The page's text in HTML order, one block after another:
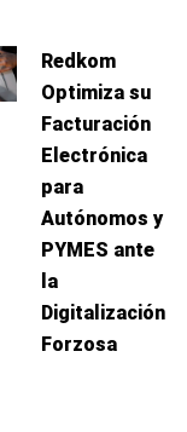
Redkom
Optimiza su
Facturación
Electrónica
para
Autónomos y
PYMES ante
la
Digitalización
Forzosa